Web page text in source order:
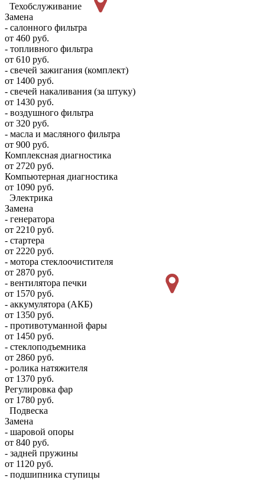
Техобслуживание
Замена
- салонного фильтра
от 460 руб.
- топливного фильтра
от 610 руб.
- свечей зажигания (комплект)
от 1400 руб.
- свечей накаливания (за штуку)
от 1430 руб.
- воздушного фильтра
от 320 руб.
- масла и масляного фильтра
от 900 руб.
Комплексная диагностика
от 2720 руб.
Компьютерная диагностика
от 1090 руб.
Электрика
Замена
- генератора
от 2210 руб.
- стартера
от 2220 руб.
- мотора стеклоочистителя
от 2870 руб.
- вентилятора печки
от 1570 руб.
- аккумулятора (АКБ)
от 1350 руб.
- противотуманной фары
от 1450 руб.
- стеклоподъемника
от 2860 руб.
- ролика натяжителя
от 1370 руб.
Регулировка фар
от 1780 руб.
Подвеска
Замена
- шаровой опоры
от 840 руб.
- задней пружины
от 1120 руб.
- подшипника ступицы